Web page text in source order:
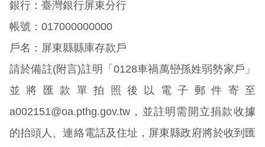
銀行：臺灣銀行屏東分行
帳號：017000000000
戶名：屏東縣縣庫存款戶
請於備註(附言)註明「0128車禍萬巒孫姓弱勢家戶」
並將匯款單拍照後以電子郵件寄至
a002151@oa.pthg.gov.tw，並註明需開立捐款收據
的抬頭人、連絡電話及住址，屏東縣政府將於收到匯